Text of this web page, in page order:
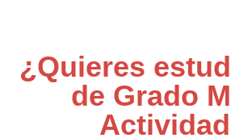
¿Quieres
de Grado